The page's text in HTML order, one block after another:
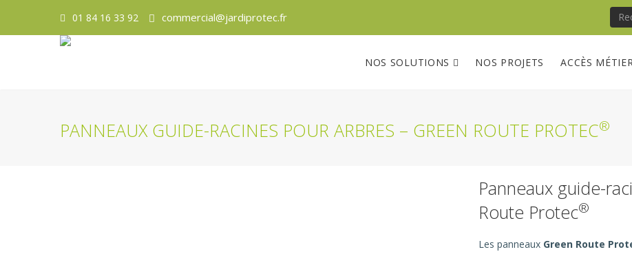
01 84 16 33 92 commercial@jardiprotec.fr
NOS SOLUTIONS NOS PROJETS ACCÈS
PANNEAUX GUIDE-RACINES POUR ARBRES – GREEN ROUTE PROTEC®
Panneaux guide-
Route Protec®
Les panneaux Green Route